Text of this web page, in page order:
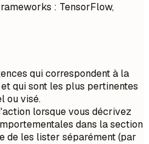
: TensorFlow,
qui correspondent à la
qui sont les plus pertinentes
ou visé.
lorsque vous décrivez
dans la section
de les lister séparément (par